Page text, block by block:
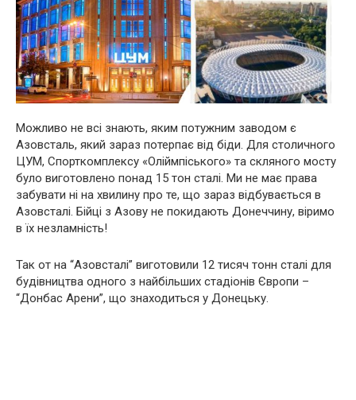
Можливо не всі знають, яким потужним заводом є
Азовсталь, який зараз потерпає від біди. Для столичного
ЦУМ, Спорткомплексу «Оліймпіського» та скляного мосту
було виготовлено понад 15 тон сталі. Ми не має права
забувати ні на хвилину про те, що зараз відбувається в
Азовсталі. Бійці з Азову не покидають Донеччину, віримо
в їх незламність!
Так от на “Азовсталі” виготовили 12 тисяч тонн сталі для
будівництва одного з найбільших стадіонів Європи –
“Донбас Арени”, що знаходиться у Донецьку.